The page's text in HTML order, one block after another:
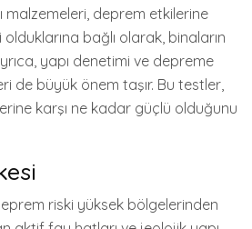
malzemeleri, deprem etkilerine
bağlı olarak, binaların
yapı denetimi ve depreme
de büyük önem taşır. Bu testler,
karşı ne kadar güçlü olduğunu
riski yüksek bölgelerinden